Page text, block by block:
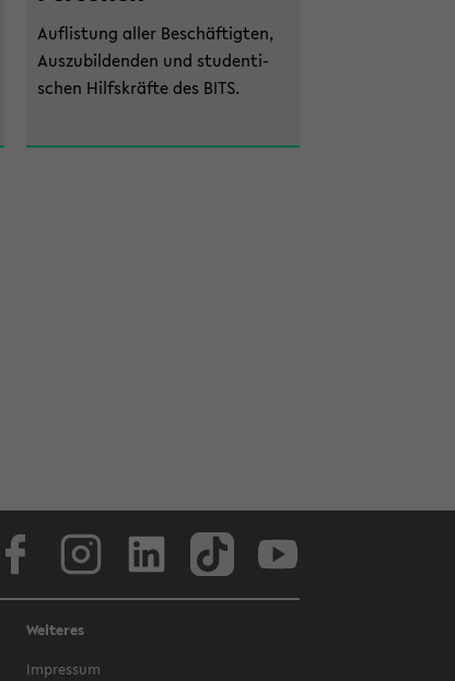
Auf­lis­tung aller Be­schäf­tig­ten,
Aus­zu­bil­den­den und stu­den­ti­
schen Hilfs­kräf­te des BITS.
Face­book
Weiteres
Im­pres­sum